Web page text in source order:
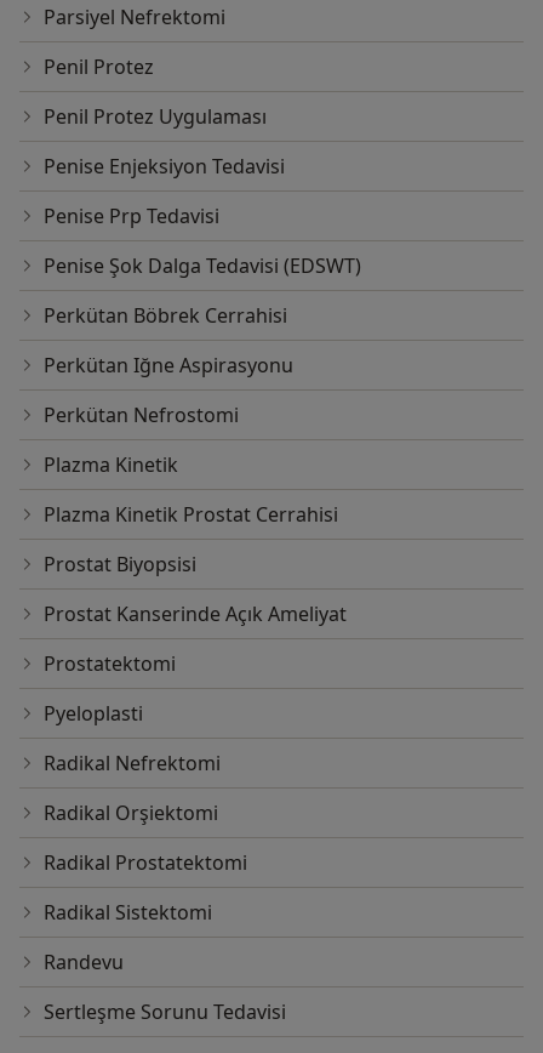
Parsiyel Nefrektomi
Penil Protez
Penil Protez Uygulaması
Penise Enjeksiyon Tedavisi
Penise Prp Tedavisi
Penise Şok Dalga Tedavisi (EDSWT)
Perkütan Böbrek Cerrahisi
Perkütan Iğne Aspirasyonu
Perkütan Nefrostomi
Plazma Kinetik
Plazma Kinetik Prostat Cerrahisi
Prostat Biyopsisi
Prostat Kanserinde Açık Ameliyat
Prostatektomi
Pyeloplasti
Radikal Nefrektomi
Radikal Orşiektomi
Radikal Prostatektomi
Radikal Sistektomi
Randevu
Sertleşme Sorunu Tedavisi